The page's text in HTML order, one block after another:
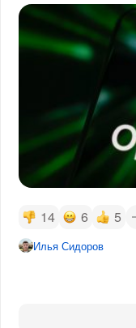
14 6 5
Илья Сидоров